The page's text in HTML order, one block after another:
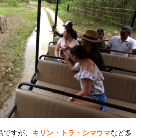
すが、 キリン・トラ・シマウマなど多